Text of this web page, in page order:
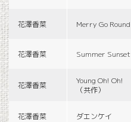
花澤香菜 Merry Go Round
花澤香菜 Summer Sunset
花澤香菜
Young Oh! Oh!
（共作）
花澤香菜 ダエンケイ